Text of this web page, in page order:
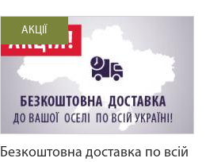
АКЦІЇ
Безкоштовна доставка по всій